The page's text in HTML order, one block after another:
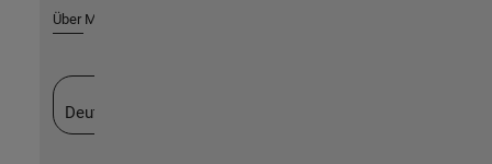
Über MathWorks
Deutschland